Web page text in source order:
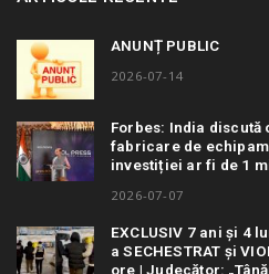
ANUNȚ PUBLIC
2026-07-14
Forbes: India
fabricare de
investiției ar fi de 1
2026-07-07
EXCLUSIV 7 ani și 4
a SECHESTRAT și
ore | Judecător: